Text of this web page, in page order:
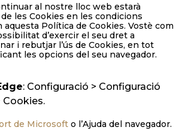
al nostre lloc web estarà
les Cookies en les condicions
Política de Cookies. Vostè com
d’exercir el seu dret a
i rebutjar l’ús de Cookies, en tot
les opcions del seu navegador.
: Configuració > Configuració
Cookies.
de Microsoft o l’Ajuda del navegador.